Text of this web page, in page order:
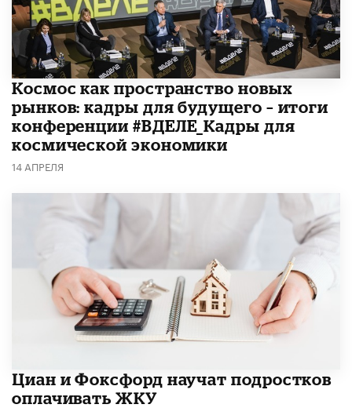
Космос как пространство новых
рынков: кадры для будущего – итоги
конференции #ВДЕЛЕ_Кадры для
космической экономики
14 АПРЕЛЯ
Циан и Фоксфорд научат подростков
оплачивать ЖКУ